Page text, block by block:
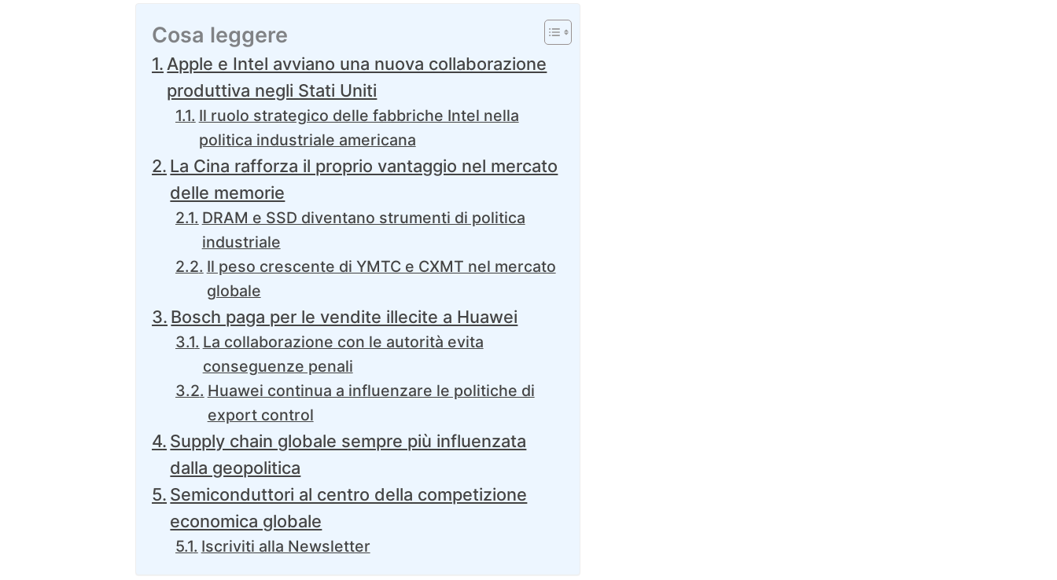
Cosa leggere
Apple e Intel avviano una nuova collaborazione
produttiva negli Stati Uniti
Il ruolo strategico delle fabbriche Intel nella
politica industriale americana
La Cina rafforza il proprio vantaggio nel mercato
delle memorie
DRAM e SSD diventano strumenti di politica
industriale
Il peso crescente di YMTC e CXMT nel mercato
globale
Bosch paga per le vendite illecite a Huawei
La collaborazione con le autorità evita
conseguenze penali
Huawei continua a influenzare le politiche di
export control
Supply chain globale sempre più influenzata
dalla geopolitica
Semiconduttori al centro della competizione
economica globale
Iscriviti alla Newsletter